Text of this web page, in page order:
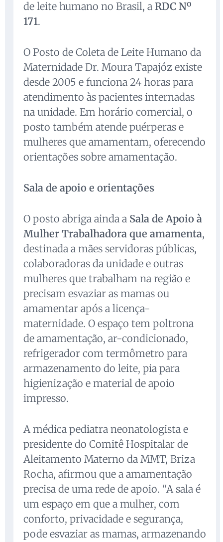
de leite humano no Brasil, a RDC Nº
171.
O Posto de Coleta de Leite Humano da
Maternidade Dr. Moura Tapajóz existe
desde 2005 e funciona 24 horas para
atendimento às pacientes internadas
na unidade. Em horário comercial, o
posto também atende puérperas e
mulheres que amamentam, oferecendo
orientações sobre amamentação.
Sala de apoio e orientações
O posto abriga ainda a Sala de Apoio à
Mulher Trabalhadora que amamenta,
destinada a mães servidoras públicas,
colaboradoras da unidade e outras
mulheres que trabalham na região e
precisam esvaziar as mamas ou
amamentar após a licença-
maternidade. O espaço tem poltrona
de amamentação, ar-condicionado,
refrigerador com termômetro para
armazenamento do leite, pia para
higienização e material de apoio
impresso.
A médica pediatra neonatologista e
presidente do Comitê Hospitalar de
Aleitamento Materno da MMT, Briza
Rocha, afirmou que a amamentação
precisa de uma rede de apoio. “A sala é
um espaço em que a mulher, com
conforto, privacidade e segurança,
pode esvaziar as mamas, armazenando